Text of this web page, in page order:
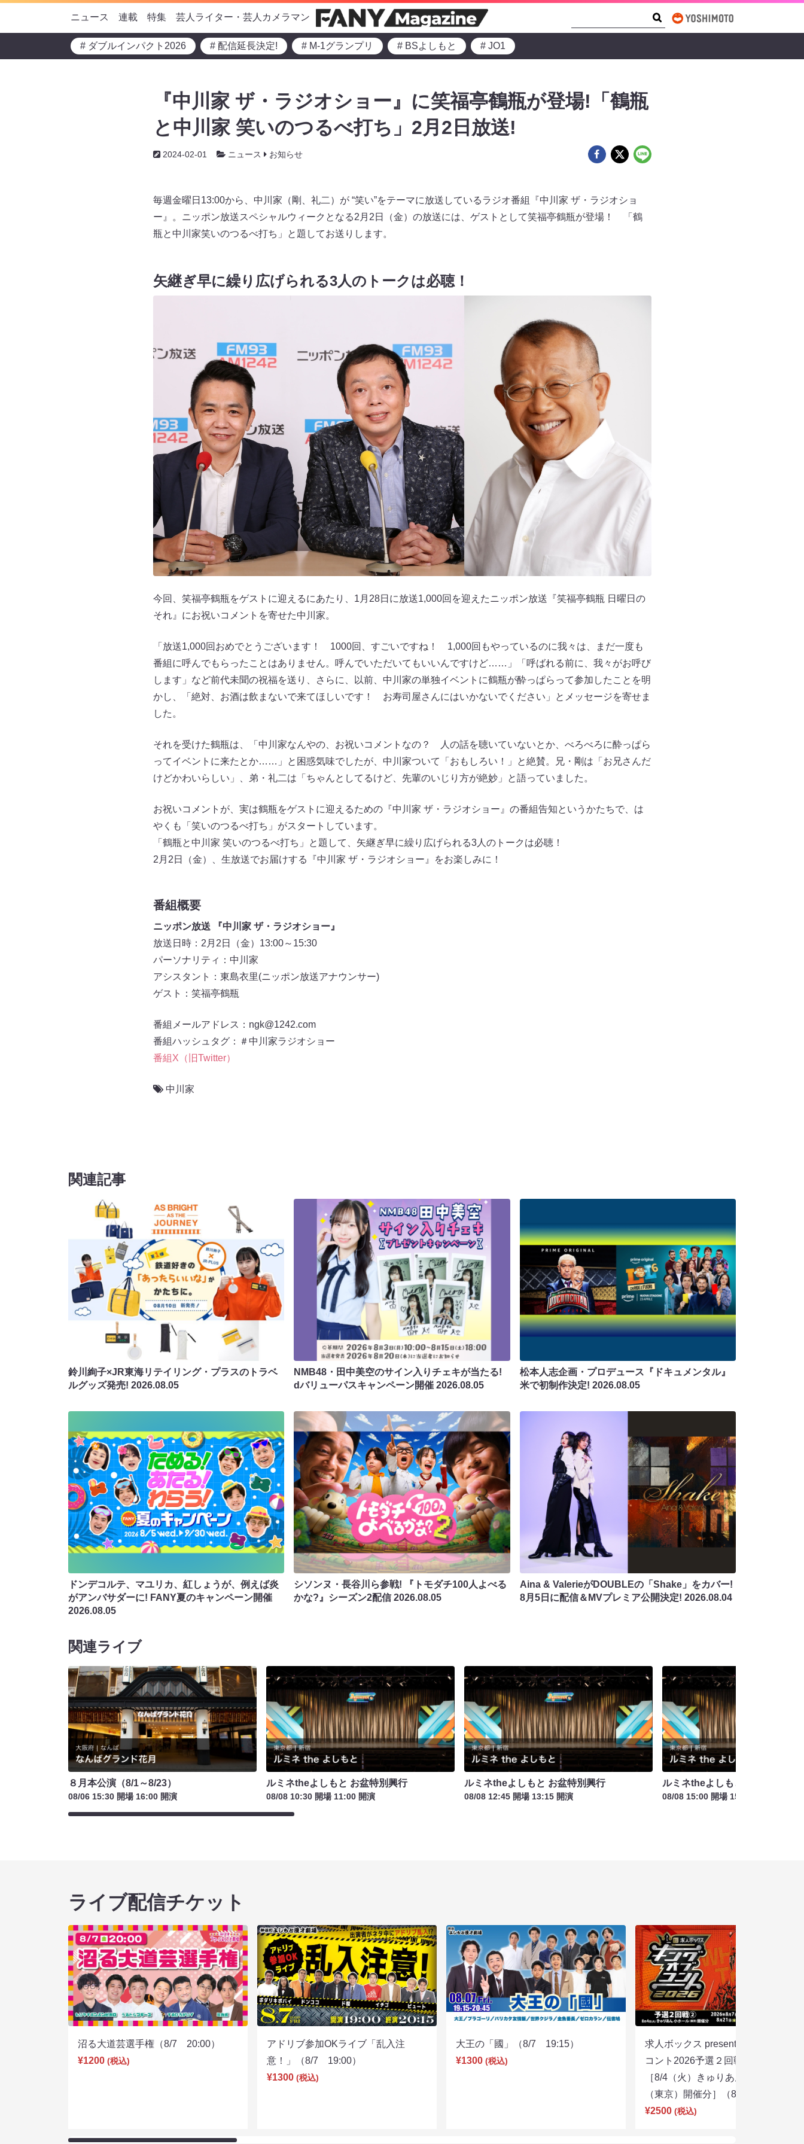
ニュース 連載 特集 芸人ライター・芸人カメラマン
# ダブルインパクト2026 # 配信延長決定! # M-1グランプリ # BSよしもと # JO1
『中川家 ザ・ラジオショー』に笑福亭鶴瓶が登場!「鶴瓶
と中川家 笑いのつるべ打ち」2月2日放送!
2024-02-01 ニュース お知らせ
毎週金曜日13:00から、中川家（剛、礼二）が “笑い”をテーマに放送しているラジオ番組『中川家 ザ・ラジオショ
ー』。ニッポン放送スペシャルウィークとなる2月2日（金）の放送には、ゲストとして笑福亭鶴瓶が登場！ 「鶴
瓶と中川家笑いのつるべ打ち」と題してお送りします。
矢継ぎ早に繰り広げられる3人のトークは必聴！
今回、笑福亭鶴瓶をゲストに迎えるにあたり、1月28日に放送1,000回を迎えたニッポン放送『笑福亭鶴瓶 日曜日の
それ』にお祝いコメントを寄せた中川家。
「放送1,000回おめでとうございます！ 1000回、すごいですね！ 1,000回もやっているのに我々は、まだ一度も
番組に呼んでもらったことはありません。呼んでいただいてもいいんですけど……」「呼ばれる前に、我々がお呼び
します」など前代未聞の祝福を送り、さらに、以前、中川家の単独イベントに鶴瓶が酔っぱらって参加したことを明
かし、「絶対、お酒は飲まないで来てほしいです！ お寿司屋さんにはいかないでください」とメッセージを寄せま
した。
それを受けた鶴瓶は、「中川家なんやの、お祝いコメントなの？ 人の話を聴いていないとか、べろべろに酔っぱら
ってイベントに来たとか……」と困惑気味でしたが、中川家ついて「おもしろい！」と絶賛。兄・剛は「お兄さんだ
けどかわいらしい」、弟・礼二は「ちゃんとしてるけど、先輩のいじり方が絶妙」と語っていました。
お祝いコメントが、実は鶴瓶をゲストに迎えるための『中川家 ザ・ラジオショー』の番組告知というかたちで、は
やくも「笑いのつるべ打ち」がスタートしています。
「鶴瓶と中川家 笑いのつるべ打ち」と題して、矢継ぎ早に繰り広げられる3人のトークは必聴！
2月2日（金）、生放送でお届けする『中川家 ザ・ラジオショー』をお楽しみに！
番組概要
ニッポン放送 『中川家 ザ・ラジオショー』
放送日時：2月2日（金）13:00～15:30
パーソナリティ：中川家
アシスタント：東島衣里(ニッポン放送アナウンサー)
ゲスト：笑福亭鶴瓶
番組メールアドレス：ngk@1242.com
番組ハッシュタグ：＃中川家ラジオショー
番組X（旧Twitter）
中川家
関連記事
鈴川絢子×JR東海リテイリング・プラスのトラベ
ルグッズ発売! 2026.08.05
NMB48・田中美空のサイン入りチェキが当たる!
dバリューパスキャンペーン開催2026.08.05
松本人志企画・プロデュース『ドキュメンタル』
米で初制作決定! 2026.08.05
ドンデコルテ、マユリカ、紅しょうが、例えば炎
がアンバサダーに! FANY夏のキャンペーン開催
2026.08.05
シソンヌ・長谷川ら参戦! 『トモダチ100人よべる
かな?』シーズン2配信2026.08.05
Aina & ValerieがDOUBLEの「Shake」をカバー!
8月5日に配信＆MVプレミア公開決定! 2026.08.04
関連ライブ
８月本公演（8/1～8/23）
08/06 15:30 開場 16:00 開演
ルミネtheよしもと お盆特別興行
08/08 10:30 開場 11:00 開演
ルミネtheよしもと お盆特別興行
08/08 12:45 開場 13:15 開演
ルミネtheよしもと お盆特別興行
08/08 15:00 開場 15:30 開演
ライブ配信チケット
沼る大道芸選手権（8/7 20:00）
¥1200 (税込)
アドリブ参加OKライブ「乱入注
意！」（8/7 19:00）
¥1300 (税込)
大王の「國」（8/7 19:15）
¥1300 (税込)
求人ボックス presents キングオブ
コント2026予選２回戦②
［8/4（火）きゅりあん 小ホール
（東京）開催分］（8/7 18:00）
¥2500 (税込)